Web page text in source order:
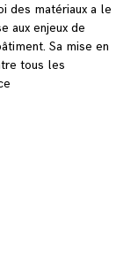
des matériaux a le
aux enjeux de
Sa mise en
tous les